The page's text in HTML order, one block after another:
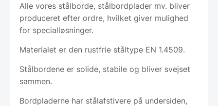
Alle vores stålborde, stålbordplader mv. bliver
produceret efter ordre, hvilket giver mulighed
for specialløsninger.
Materialet er den rustfrie ståltype EN 1.4509.
Stålbordene er solide, stabile og bliver svejset
sammen.
Bordpladerne har stålafstivere på undersiden,